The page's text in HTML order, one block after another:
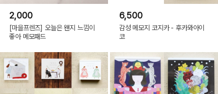
2,000
[마을프렌즈] 오늘은 왠지 느낌이
좋아 메모패드
6,500
감성 메모지 코지카 - 후카와아이
코